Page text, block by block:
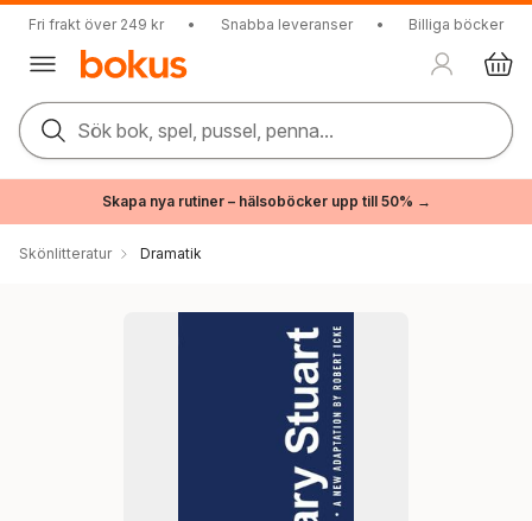
Fri frakt över 249 kr • Snabba leveranser • Billiga böcker
Sök bok, spel, pussel, penna...
Skapa nya rutiner – hälsoböcker upp till 50% →
Skönlitteratur Dramatik